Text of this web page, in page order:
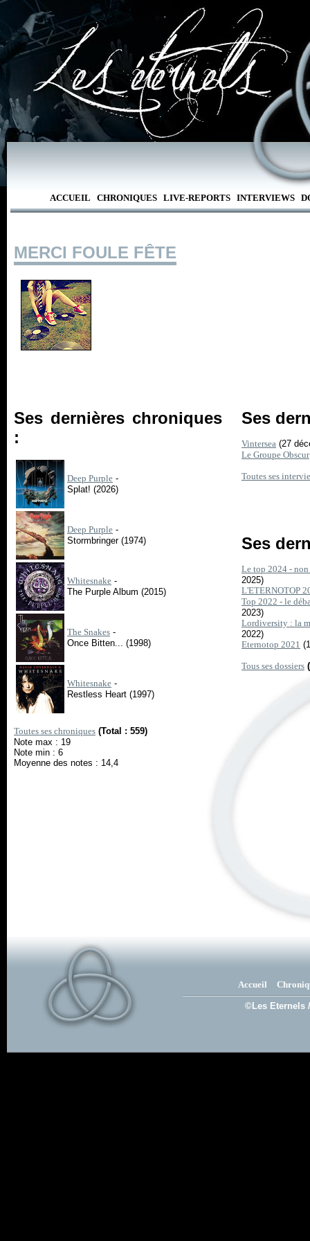
ACCUEIL CHRONIQUES LIVE-REPORTS INTERVIEWS
MERCI FOULE FÊTE
Ses dernières chroniques
:
Deep Purple -
Splat! (2026)
Deep Purple -
Stormbringer (1974)
Whitesnake -
The Purple Album (2015)
The Snakes -
Once Bitten... (1998)
Whitesnake -
Restless Heart (1997)
Toutes ses chroniques (Total : 559)
Note max : 19
Note min : 6
Moyenne des notes : 14,4
Ses
Vintersea (27
Le Groupe Obscur
Toutes ses
Ses
Le top 2024 -
2025)
L'ETERNOTOP
Top 2022 - le
2023)
Lordiversity : la
2022)
Eternotop 2021
Tous ses dossiers
Accueil
©Les Eternels